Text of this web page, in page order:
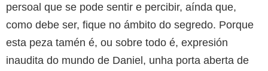
persoal que se pode sentir e percibir, aínda que,
como debe ser, fique no ámbito do segredo. Porque
esta peza tamén é, ou sobre todo é, expresión
inaudita do mundo de Daniel, unha porta aberta de